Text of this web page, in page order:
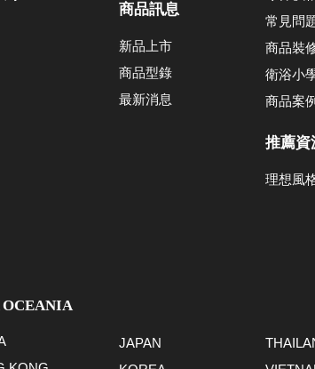
商品訊息
新品上市
商品型錄
最新消息
常見問
商品裝
衛浴小
商品案
推薦資
理想風
OCEANIA
JAPAN